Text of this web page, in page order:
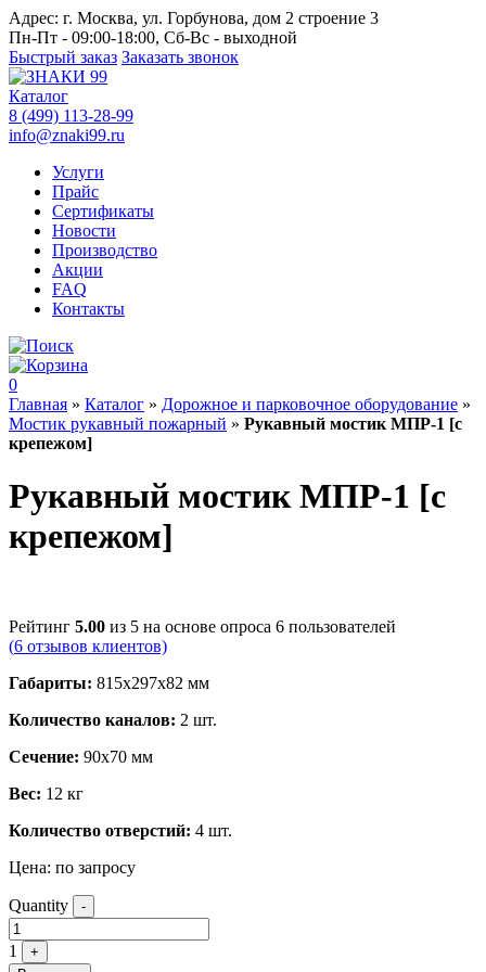
Адрес: г. Москва, ул. Горбунова, дом 2 строение 3
Пн-Пт - 09:00-18:00, Сб-Вс - выходной
Быстрый заказ Заказать звонок
Каталог
8 (499) 113-28-99
info@znaki99.ru
Услуги
Прайс
Сертификаты
Новости
Производство
Акции
FAQ
Контакты
0
Главная » Каталог » Дорожное и парковочное оборудование »
Мостик рукавный пожарный » Рукавный мостик МПР-1 [с
крепежом]
Рукавный мостик МПР-1 [с
крепежом]
Рейтинг 5.00 из 5 на основе опроса 6 пользователей
(6 отзывов клиентов)
Габариты: 815x297x82 мм
Количество каналов: 2 шт.
Сечение: 90х70 мм
Вес: 12 кг
Количество отверстий: 4 шт.
Цена: по запросу
Quantity -
1
+